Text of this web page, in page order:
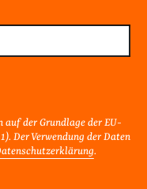
der Grundlage der EU-
Der Verwendung der Daten
.